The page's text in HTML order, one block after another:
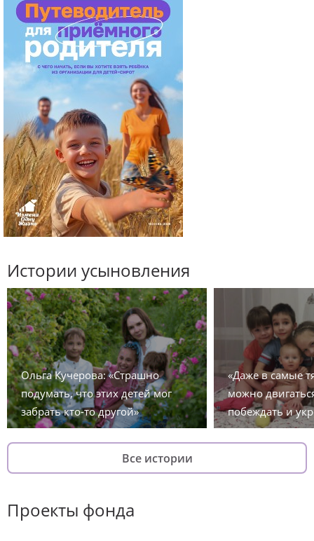
Истории усыновления
Ольга Кучерова: «Страшно
подумать, что этих детей мог
забрать кто-то другой»
«Даже в самые
можно
побеждать и
Все истории
Проекты фонда